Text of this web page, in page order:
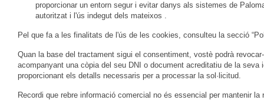
proporcionar un entorn segur i evitar danys als sistemes de
autoritzat i l'ús indegut dels mateixos .
Pel que fa a les finalitats de l'ús de les cookies, consulteu la secció
Quan la base del tractament sigui el consentiment, vostè podrà
acompanyant una còpia del seu DNI o document acreditatiu de la
proporcionant els detalls necessaris per a processar la sol·licitud.
Recordi que rebre informació comercial no és essencial per mantenir